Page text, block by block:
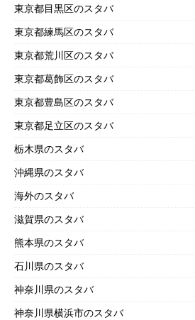
東京都目黒区のスタバ
東京都練馬区のスタバ
東京都荒川区のスタバ
東京都葛飾区のスタバ
東京都豊島区のスタバ
東京都足立区のスタバ
栃木県のスタバ
沖縄県のスタバ
海外のスタバ
滋賀県のスタバ
熊本県のスタバ
石川県のスタバ
神奈川県のスタバ
神奈川県横浜市のスタバ